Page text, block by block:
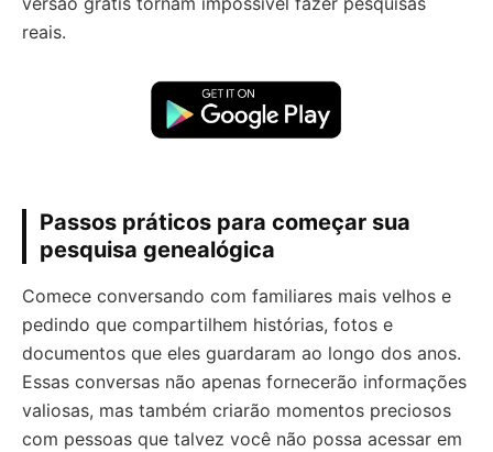
reais.
Passos práticos para começar sua
pesquisa genealógica
Comece conversando com familiares mais velhos e
pedindo que compartilhem histórias, fotos e
documentos que eles guardaram ao longo dos anos.
Essas conversas não apenas fornecerão informações
valiosas, mas também criarão momentos preciosos
com pessoas que talvez você não possa acessar em